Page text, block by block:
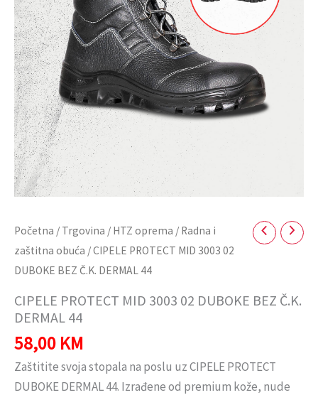
Početna / Trgovina / HTZ oprema / Radna i
zaštitna obuća / CIPELE PROTECT MID 3003 02
DUBOKE BEZ Č.K. DERMAL 44
CIPELE PROTECT MID 3003 02 DUBOKE BEZ Č.K.
DERMAL 44
58,00 KM
Zaštitite svoja stopala na poslu uz CIPELE PROTECT
DUBOKE DERMAL 44. Izrađene od premium kože, nude